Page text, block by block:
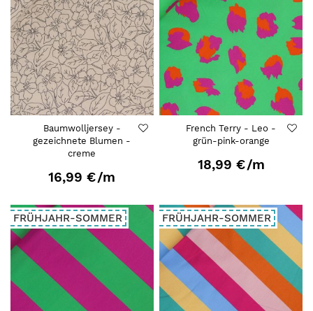
Baumwolljersey -
gezeichnete Blumen -
creme
16,99 €/m
French Terry - Leo -
grün-pink-orange
18,99 €/m
FRÜHJAHR-SOMMER FRÜHJAHR-SOMMER